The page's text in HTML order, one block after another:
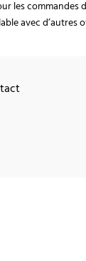
les commandes
avec